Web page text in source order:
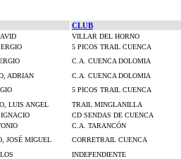
CLUB
VILLAR DEL HORNO
5 PICOS TRAIL CUENCA
C.A. CUENCA DOLOMIA
ADRIAN
C.A. CUENCA DOLOMIA
5 PICOS TRAIL CUENCA
LUIS ANGEL
TRAIL MINGLANILLA
CD SENDAS DE CUENCA
C.A. TARANCÓN
JOSÉ MIGUEL
CORRETRAIL CUENCA
INDEPENDIENTE